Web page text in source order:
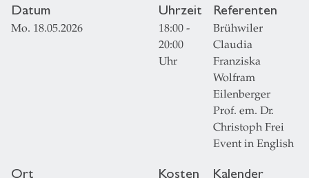
Datum
Mo. 18.05.2026
Uhrzeit
18:00 -
20:00
Uhr
Referenten
Brühwiler
Claudia
Franziska
Wolfram
Eilenberger
Prof. em. Dr.
Christoph Frei
Event in English
Ort Kosten
Kalender